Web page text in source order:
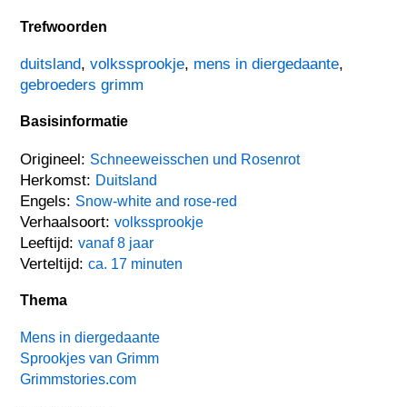
Trefwoorden
duitsland,volkssprookje, mens in diergedaante,
gebroeders grimm
Basisinformatie
Origineel: Schneeweisschen und Rosenrot
Herkomst: Duitsland
Engels: Snow-white and rose-red
Verhaalsoort:volkssprookje
Leeftijd:vanaf 8 jaar
Verteltijd:ca. 17 minuten
Thema
Mens in diergedaante
Sprookjes van Grimm
Grimmstories.com